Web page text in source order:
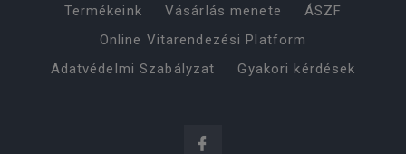
Termékeink Vásárlás menete
ÁSZF
Online Vitarendezési Platform
Adatvédelmi Szabályzat
Gyakori kérdések